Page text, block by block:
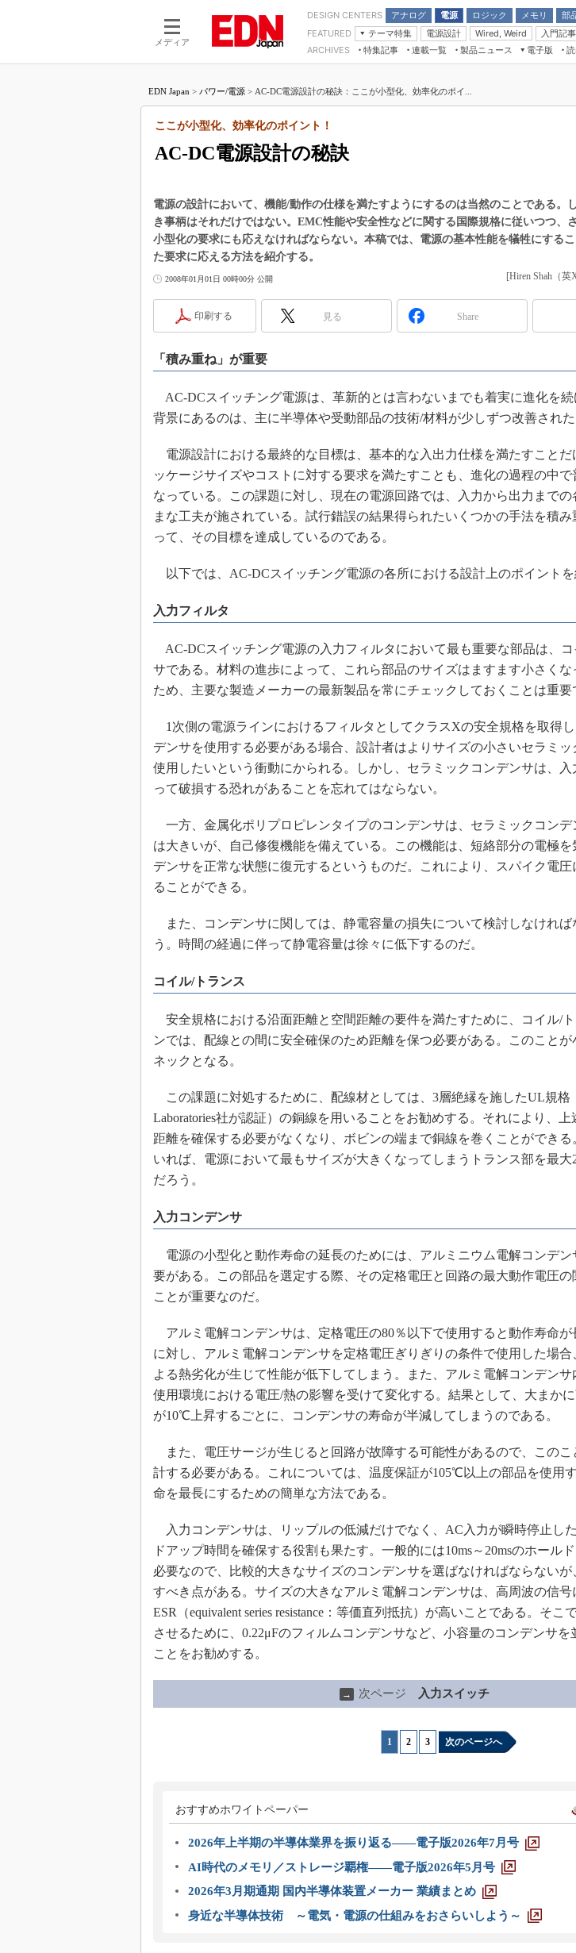
メディア
DESIGN CENTERS アナログ
電源
モーター
ロジック
LSI
メモリ
部
受動部品
FEATURED
テーマ特集
つながるクルマ
エレクトロニクス入門
医療エレ（EE Times Japan）
製品解剖（EE Times Japan）
電源設計 Wired, Weird
入門記事
モーター入門マイコン講座 計測機器
ARCHIVES 特集記事
連載一覧
マイクロプロセッサ懐古録
中堅技術者に贈る電子部品“徹底”活
用講座
たった2つの式で始めるDC/DCコン
バーターの設計
Wired, Weird
マイコン講座
Q&Aで学ぶマイコン講座
記録計／データロガーの基礎知識
めざせ高効率！ モーター駆動入門講
Bluetooth mesh入門
最新記事一覧
計測器メーカーから見た5G
USB Type-Cの登場で評価試験はど
IoT時代の無線規格を知る【Thread
編】
IoT時代の無線規格を知る【Z-Wave
編】
製品ニュース
電子版
電子ブックレット
EDN Japan > パワー/電源 > AC-DC電源設計の秘訣：ここが小型化、効率化のポイ...
AC-DC電源設計の秘訣
ここが小型化、効率化のポイント！
電源の設計において、機能/動作の仕様を満たすようにするのは当然のことである。
き事柄はそれだけではない。EMC性能や安全性などに関する国際規格に従いつつ、
小型化の要求にも応えなければならない。本稿では、電源の基本性能を犠牲にする
た要求に応える方法を紹介する。
2008年01月01日 00時00分 公開 [Hiren Shah（英
印刷する 見る Share
「積み重ね」が重要
AC-DCスイッチング電源は、革新的とは言わないまでも着実に進化を
背景にあるのは、主に半導体や受動部品の技術/材料が少しずつ改善された
電源設計における最終的な目標は、基本的な入出力仕様を満たすことだ
ッケージサイズやコストに対する要求を満たすことも、進化の過程の中で
なっている。この課題に対し、現在の電源回路では、入力から出力まで
まな工夫が施されている。試行錯誤の結果得られたいくつかの手法を積み
って、その目標を達成しているのである。
以下では、AC-DCスイッチング電源の各所における設計上のポイントを
入力フィルタ
AC-DCスイッチング電源の入力フィルタにおいて最も重要な部品は、
サである。材料の進歩によって、これら部品のサイズはますます小さく
ため、主要な製造メーカーの最新製品を常にチェックしておくことは重要
1次側の電源ラインにおけるフィルタとしてクラスXの安全規格を取得
デンサを使用する必要がある場合、設計者はよりサイズの小さいセラミッ
使用したいという衝動にかられる。しかし、セラミックコンデンサは、入
って破損する恐れがあることを忘れてはならない。
一方、金属化ポリプロピレンタイプのコンデンサは、セラミックコンデ
は大きいが、自己修復機能を備えている。この機能は、短絡部分の電極を
デンサを正常な状態に復元するというものだ。これにより、スパイク電圧
ることができる。
また、コンデンサに関しては、静電容量の損失について検討しなければ
う。時間の経過に伴って静電容量は徐々に低下するのだ。
コイル/トランス
安全規格における沿面距離と空間距離の要件を満たすために、コイル/
ンでは、配線との間に安全確保のため距離を保つ必要がある。このことが
ネックとなる。
この課題に対処するために、配線材としては、3層絶縁を施したUL規格
Laboratories社が認証）の銅線を用いることをお勧めする。それにより、
距離を確保する必要がなくなり、ボビンの端まで銅線を巻くことができる
いれば、電源において最もサイズが大きくなってしまうトランス部を最大
だろう。
入力コンデンサ
電源の小型化と動作寿命の延長のためには、アルミニウム電解コンデン
要がある。この部品を選定する際、その定格電圧と回路の最大動作電圧の
ことが重要なのだ。
アルミ電解コンデンサは、定格電圧の80％以下で使用すると動作寿命が
に対し、アルミ電解コンデンサを定格電圧ぎりぎりの条件で使用した場合
よる熱劣化が生じて性能が低下してしまう。また、アルミ電解コンデンサ
使用環境における電圧/熱の影響を受けて変化する。結果として、大まか
が10℃上昇するごとに、コンデンサの寿命が半減してしまうのである。
また、電圧サージが生じると回路が故障する可能性があるので、このこ
計する必要がある。これについては、温度保証が105℃以上の部品を使用
命を最長にするための簡単な方法である。
入力コンデンサは、リップルの低減だけでなく、AC入力が瞬時停止し
ドアップ時間を確保する役割も果たす。一般的には10ms～20msのホール
必要なので、比較的大きなサイズのコンデンサを選ばなければならない
すべき点がある。サイズの大きなアルミ電解コンデンサは、高周波の信号
ESR（equivalent series resistance：等価直列抵抗）が高いことである。そこ
させるために、0.22μFのフィルムコンデンサなど、小容量のコンデンサを
ことをお勧めする。
→ 次ページ 入力スイッチ
1 2 3 次のページへ
おすすめホワイトペーパー
2026年上半期の半導体業界を振り返る――電子版2026年7月号
AI時代のメモリ／ストレージ覇権――電子版2026年5月号
2026年3月期通期 国内半導体装置メーカー 業績まとめ
身近な半導体技術 ～電気・電源の仕組みをおさらいしよう～